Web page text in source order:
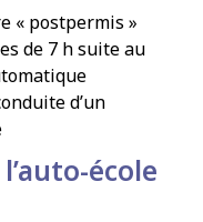
« postpermis »
de 7 h suite au
d’un
école